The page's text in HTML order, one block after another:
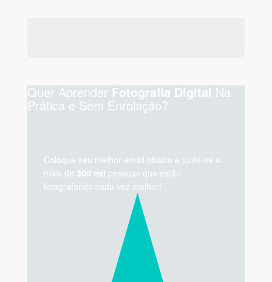
Quer Aprender Fotografia Digital Na
Prática e Sem Enrolação?
Coloque seu melhor email abaixo e junte-se a
mais de 300 mil pessoas que estão
fotografando cada vez melhor!